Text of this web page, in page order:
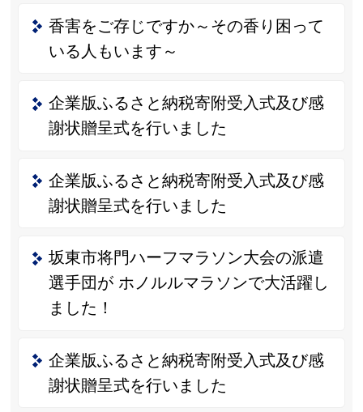
香害をご存じですか～その香り困って
いる人もいます～
企業版ふるさと納税寄附受入式及び感
謝状贈呈式を行いました
企業版ふるさと納税寄附受入式及び感
謝状贈呈式を行いました
坂東市将門ハーフマラソン大会の派遣
選手団が ホノルルマラソンで大活躍し
ました！
企業版ふるさと納税寄附受入式及び感
謝状贈呈式を行いました